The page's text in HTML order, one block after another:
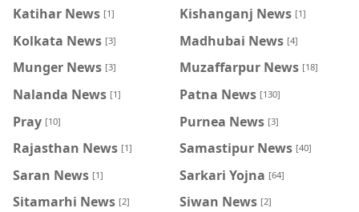
Katihar News [1] Kishanganj News [1]
Kolkata News [3] Madhubai News [4]
Munger News [3] Muzaffarpur News [18]
Nalanda News [1] Patna News [130]
Pray [10] Purnea News [3]
Rajasthan News [1] Samastipur News [40]
Saran News [1] Sarkari Yojna [64]
Sitamarhi News [2] Siwan News [2]